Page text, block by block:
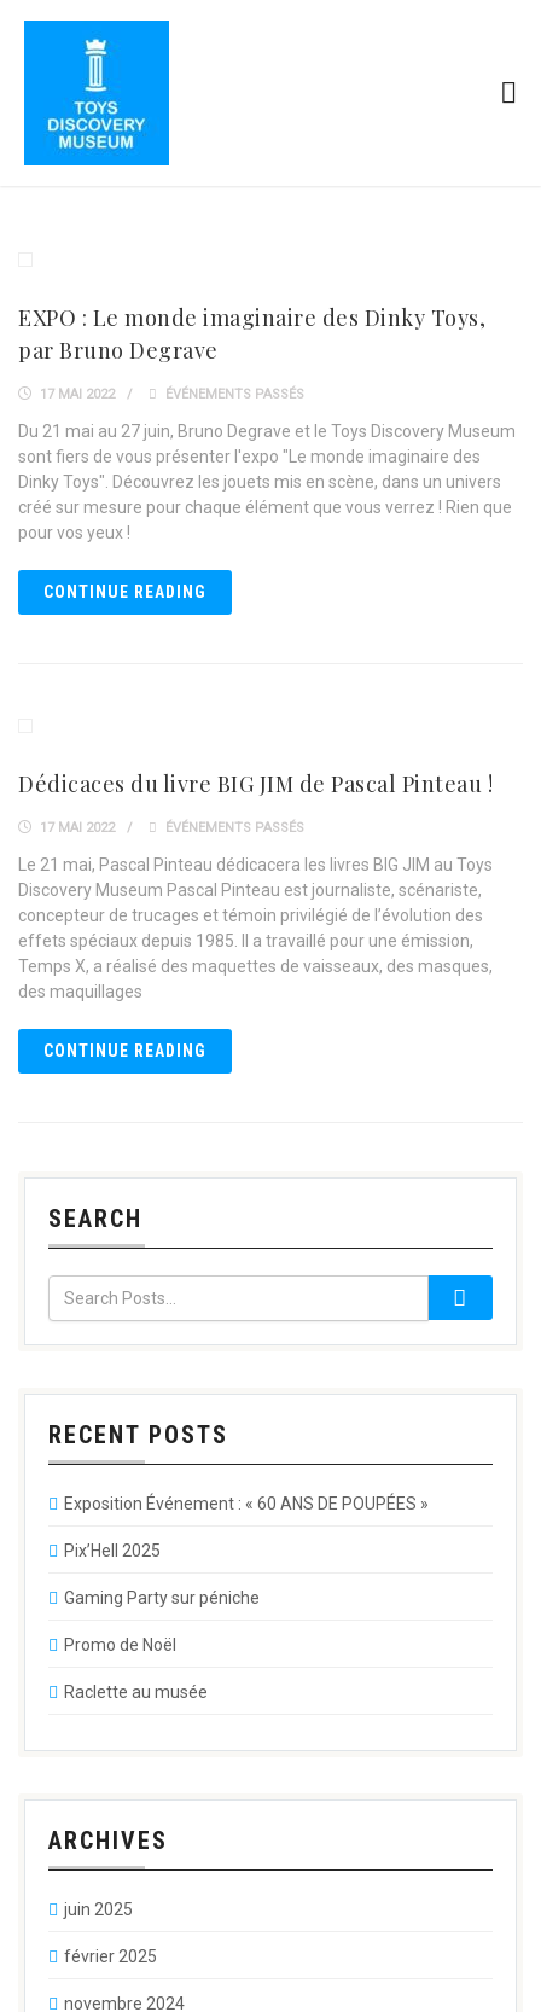
EXPO : Le monde imaginaire des Dinky Toys,
par Bruno Degrave
17 MAI 2022 ÉVÉNEMENTS PASSÉS
Du 21 mai au 27 juin, Bruno Degrave et le Toys Discovery Museum
sont fiers de vous présenter l'expo "Le monde imaginaire des
Dinky Toys". Découvrez les jouets mis en scène, dans un univers
créé sur mesure pour chaque élément que vous verrez ! Rien que
pour vos yeux !
CONTINUE READING
Dédicaces du livre BIG JIM de Pascal Pinteau !
17 MAI 2022 ÉVÉNEMENTS PASSÉS
Le 21 mai, Pascal Pinteau dédicacera les livres BIG JIM au Toys
Discovery Museum Pascal Pinteau est journaliste, scénariste,
concepteur de trucages et témoin privilégié de l’évolution des
effets spéciaux depuis 1985. Il a travaillé pour une émission,
Temps X, a réalisé des maquettes de vaisseaux, des masques,
des maquillages
CONTINUE READING
SEARCH
RECENT POSTS
Exposition Événement : « 60 ANS DE POUPÉES »
Pix’Hell 2025
Gaming Party sur péniche
Promo de Noël
Raclette au musée
ARCHIVES
juin 2025
février 2025
novembre 2024